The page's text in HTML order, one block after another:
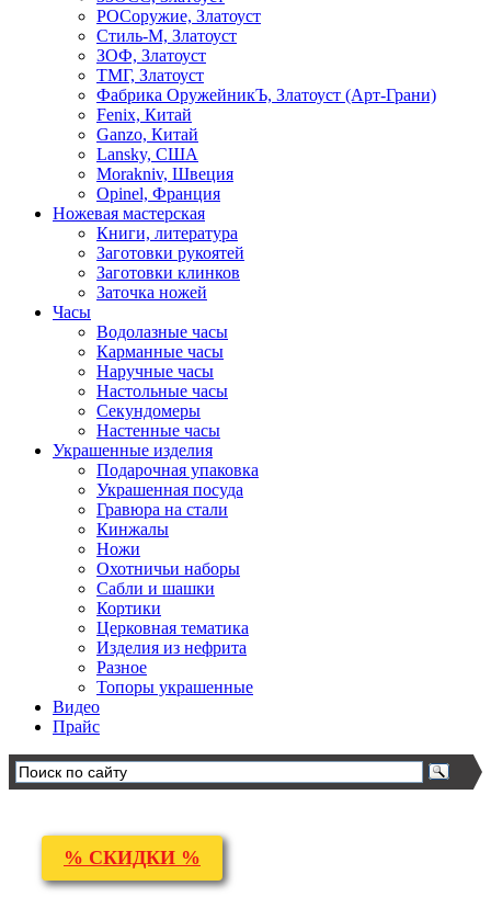
РОСоружие, Златоуст
Стиль-М, Златоуст
ЗОФ, Златоуст
ТМГ, Златоуст
Фабрика ОружейникЪ, Златоуст (Арт-Грани)
Fenix, Китай
Ganzo, Китай
Lansky, США
Morakniv, Швеция
Opinel, Франция
Ножевая мастерская
Книги, литература
Заготовки рукоятей
Заготовки клинков
Заточка ножей
Часы
Водолазные часы
Карманные часы
Наручные часы
Настольные часы
Секундомеры
Настенные часы
Украшенные изделия
Подарочная упаковка
Украшенная посуда
Гравюра на стали
Кинжалы
Ножи
Охотничьи наборы
Сабли и шашки
Кортики
Церковная тематика
Изделия из нефрита
Разное
Топоры украшенные
Видео
Прайс
% СКИДКИ %